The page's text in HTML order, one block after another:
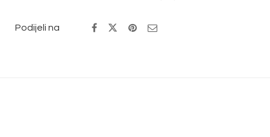
Podijeli na